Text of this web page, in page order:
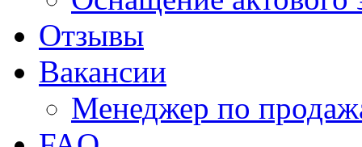
Отзывы
Вакансии
Менеджер по